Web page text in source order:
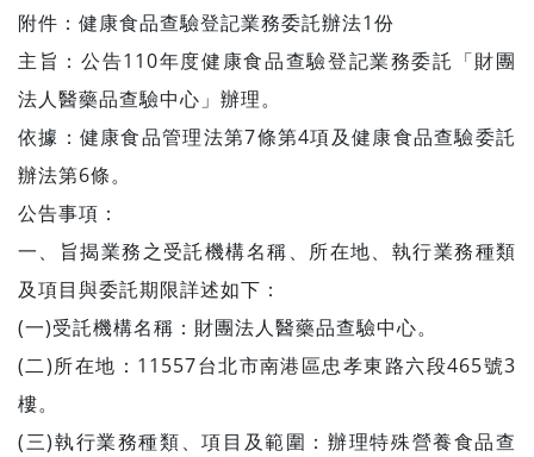
附件：健康食品查驗登記業務委託辦法1份
主旨：公告110年度健康食品查驗登記業務委託「財團
法人醫藥品查驗中心」辦理。
依據：健康食品管理法第7條第4項及健康食品查驗委託
辦法第6條。
公告事項：
一、旨揭業務之受託機構名稱、所在地、執行業務種類
及項目與委託期限詳述如下：
(一)受託機構名稱：財團法人醫藥品查驗中心。
(二)所在地：11557台北市南港區忠孝東路六段465號3
樓。
(三)執行業務種類、項目及範圍：辦理特殊營養食品查